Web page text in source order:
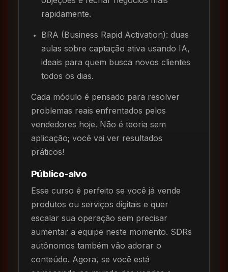
rapidamente.
BRA (Business Rapid Activation): duas
aulas sobre captação ativa usando IA,
ideais para quem busca novos clientes
todos os dias.
Cada módulo é pensado para resolver
problemas reais enfrentados pelos
vendedores hoje. Não é teoria sem
aplicação; você vai ver resultados
práticos!
Público-alvo
Esse curso é perfeito se você já vende
produtos ou serviços digitais e quer
escalar sua operação sem precisar
aumentar a equipe neste momento. SDRs
autônomos também vão adorar o
conteúdo. Agora, se você está